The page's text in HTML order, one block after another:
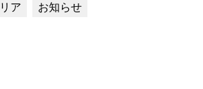
ア お知らせ